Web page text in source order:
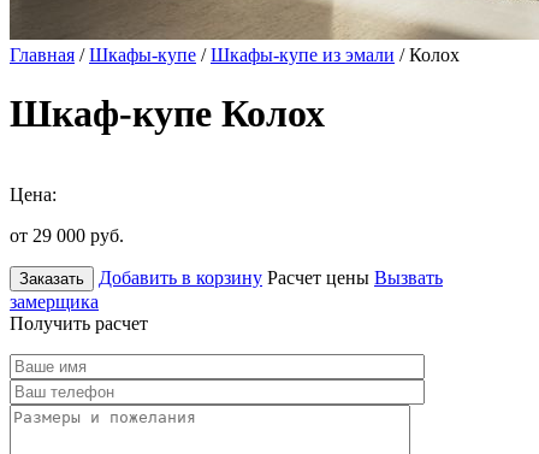
Главная /Шкафы-купе /Шкафы-купе из эмали / Колох
Шкаф-купе Колох
Цена:
от 29 000 руб.
Заказать Добавить в корзину Расчет цены Вызвать
замерщика
Получить расчет